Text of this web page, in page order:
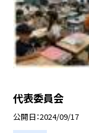
代表委員会
公開日 2024/09/17